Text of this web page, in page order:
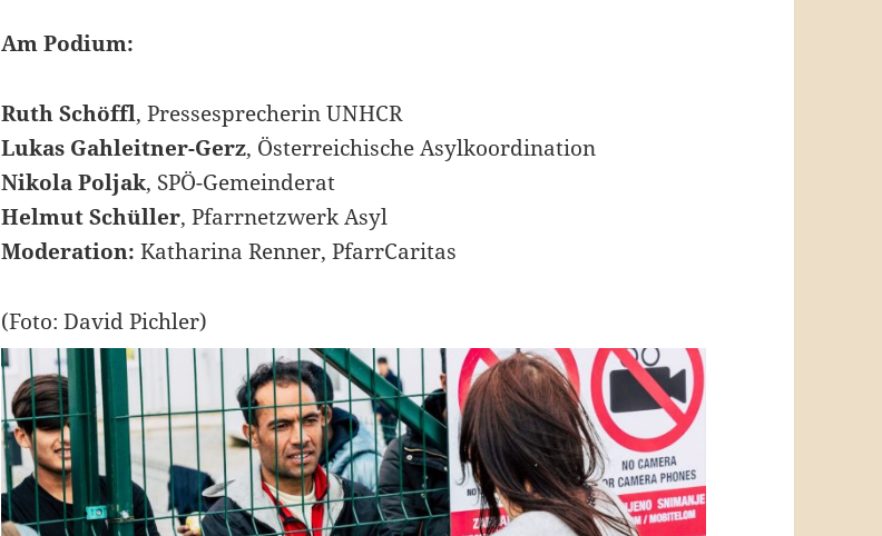
Am Podium:
Ruth Schöffl, Pressesprecherin UNHCR
Lukas Gahleitner-Gerz, Österreichische Asylkoordination
Nikola Poljak, SPÖ-Gemeinderat
Helmut Schüller, Pfarrnetzwerk Asyl
Moderation: Katharina Renner, PfarrCaritas
(Foto: David Pichler)